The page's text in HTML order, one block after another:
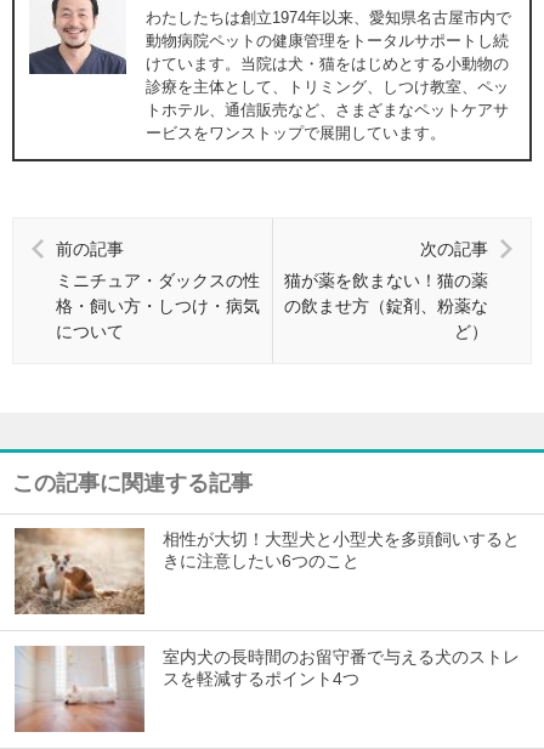
わたしたちは創立1974年以来、愛知県名古屋市内で
動物病院ペットの健康管理をトータルサポートし続
けています。当院は犬・猫をはじめとする小動物の
診療を主体として、トリミング、しつけ教室、ペッ
トホテル、通信販売など、さまざまなペットケアサ
ービスをワンストップで展開しています。
前の記事
ミニチュア・ダックスの性
格・飼い方・しつけ・病気
について
次の記事
猫が薬を飲まない！猫の薬
の飲ませ方（錠剤、粉薬な
ど）
この記事に関連する記事
相性が大切！大型犬と小型犬を多頭飼いすると
きに注意したい6つのこと
室内犬の長時間のお留守番で与える犬のストレ
スを軽減するポイント4つ